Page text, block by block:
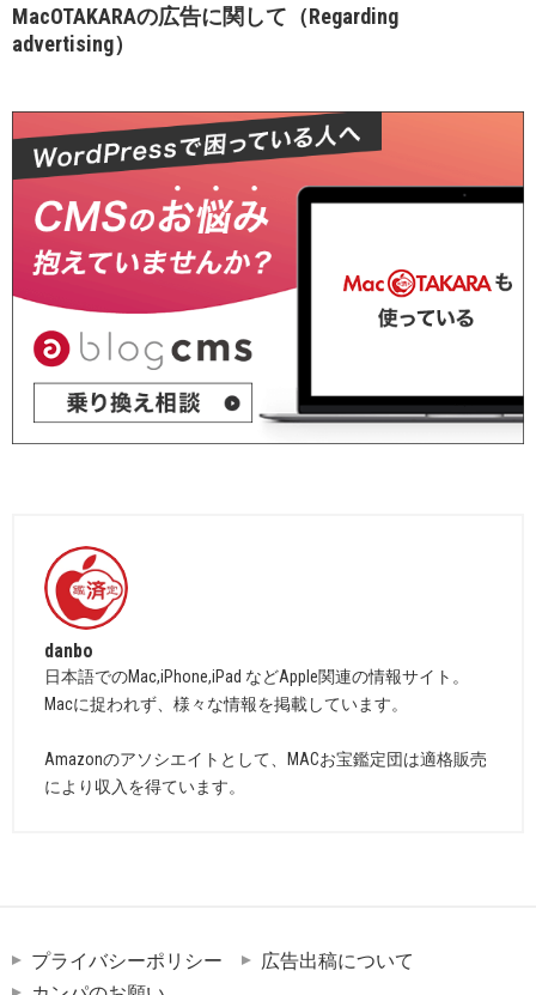
MacOTAKARAの広告に関して（Regarding
advertising）
danbo
日本語でのMac,iPhone,iPad などApple関連の情報サイト。
Macに捉われず、様々な情報を掲載しています。
Amazonのアソシエイトとして、MACお宝鑑定団は適格販売
により収入を得ています。
プライバシーポリシー
広告出稿について